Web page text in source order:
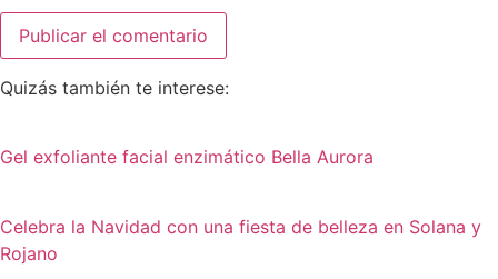
Quizás también te interese:
Gel exfoliante facial enzimático Bella Aurora
Celebra la Navidad con una fiesta de belleza en Solana y
Rojano